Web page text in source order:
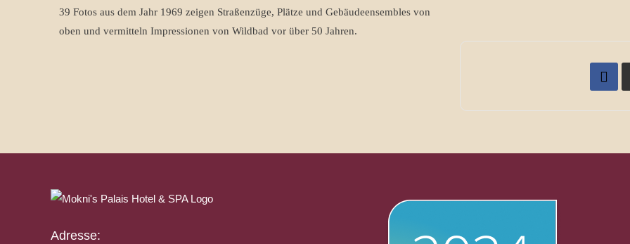
39 Fotos aus dem Jahr 1969 zeigen Straßenzüge, Plätze und Gebäudeensembles von
oben und vermitteln Impressionen von Wildbad vor über 50 Jahren.
Adresse: